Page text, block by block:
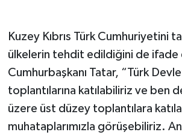
Kuzey Kıbrıs Türk Cumhuriyetini
ülkelerin tehdit edildiğini de ifade
Cumhurbaşkanı Tatar, “Türk
toplantılarına katılabiliriz ve ben
üzere üst düzey toplantılara
muhataplarımızla görüşebiliriz.